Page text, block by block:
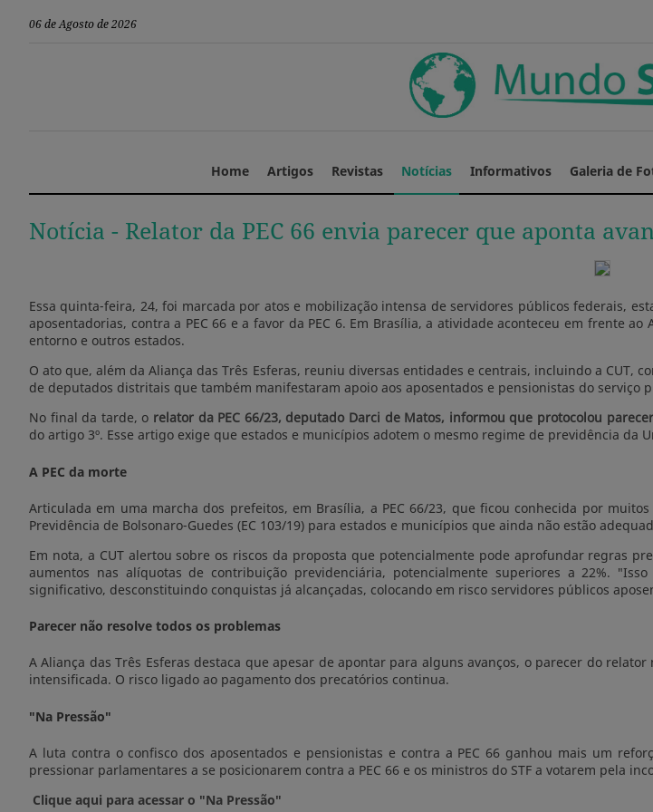
06 de Agosto de 2026
Home Artigos Revistas Notícias Informativos Galeria de
Notícia - Relator da PEC 66 envia parecer que aponta
Essa quinta-feira, 24, foi marcada por atos e mobilização intensa de servidores públicos federais,
aposentadorias, contra a PEC 66 e a favor da PEC 6. Em Brasília, a atividade aconteceu em frente
entorno e outros estados.
O ato que, além da Aliança das Três Esferas, reuniu diversas entidades e centrais, incluindo a CUT,
de deputados distritais que também manifestaram apoio aos aposentados e pensionistas do serviço
No final da tarde, o relator da PEC 66/23, deputado Darci de Matos, informou que protocolou
do artigo 3º. Esse artigo exige que estados e municípios adotem o mesmo regime de previdência da
A PEC da morte
Articulada em uma marcha dos prefeitos, em Brasília, a PEC 66/23, que ficou conhecida por
Previdência de Bolsonaro-Guedes (EC 103/19) para estados e municípios que ainda não estão
Em nota, a CUT alertou sobre os riscos da proposta que potencialmente pode aprofundar regras
aumentos nas alíquotas de contribuição previdenciária, potencialmente superiores a 22%.
significativo, desconstituindo conquistas já alcançadas, colocando em risco servidores públicos
Parecer não resolve todos os problemas
A Aliança das Três Esferas destaca que apesar de apontar para alguns avanços, o parecer do
intensificada. O risco ligado ao pagamento dos precatórios continua.
"Na Pressão"
A luta contra o confisco dos aposentados e pensionistas e contra a PEC 66 ganhou mais um
pressionar parlamentares a se posicionarem contra a PEC 66 e os ministros do STF a votarem pela
Clique aqui para acessar o "Na Pressão"